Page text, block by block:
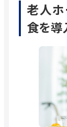
老人
食を導